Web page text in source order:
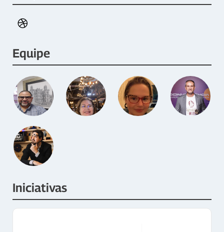
Equipe
Iniciativas